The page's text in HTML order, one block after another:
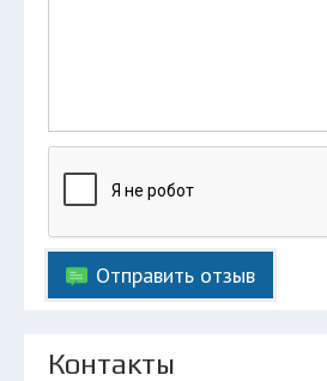
Отправить отзыв
Контакты